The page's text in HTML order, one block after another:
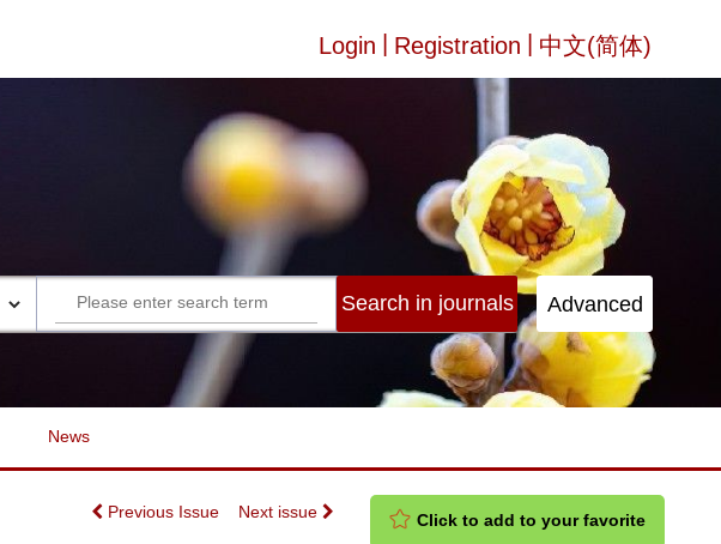
Login Registration 中文(简体)
News
Previous Issue Next issue Click to add to your favorite